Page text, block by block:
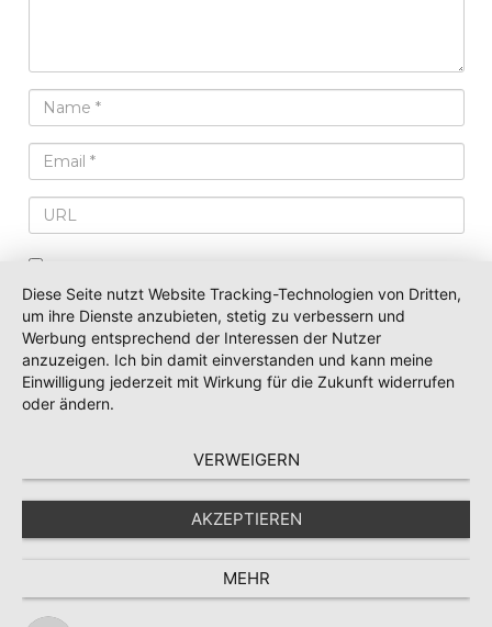
Name, E-Mail-Adresse und Website in
diesem Browser für meinen nächsten
Kommentar speichern.
Datenschutz
Diese Seite nutzt Website Tracking-Technologien von Dritten,
um ihre Dienste anzubieten, stetig zu verbessern und
Werbung entsprechend der Interessen der Nutzer
anzuzeigen. Ich bin damit einverstanden und kann meine
Einwilligung jederzeit mit Wirkung für die Zukunft widerrufen
oder ändern.
VERWEIGERN
AKZEPTIEREN
MEHR